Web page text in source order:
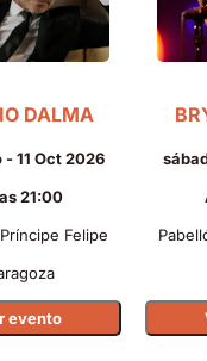
DALMA
11 Oct 2026
21:00
Felipe
evento